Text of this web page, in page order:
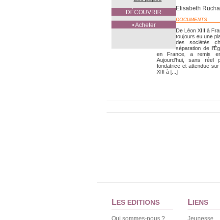
DÉCOUVRIR
• Acheter
Elisabeth
DOCUMENTS
De Léon XIII à
toujours eu une
des sociétés
séparation de
en France, a remis
Aujourd’hui, sans réel
fondatrice et attendue
XIII à [...]
LES EDITIONS
Qui sommes-nous ?
LIENS
Jeunesse